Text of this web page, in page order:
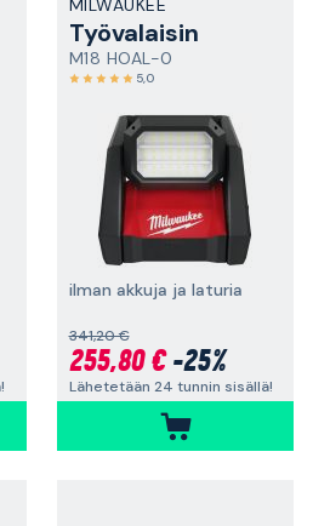
MILWAUKEE
Työvalaisin
M18 HOAL-0
5,0
ilman akkuja ja laturia
341,20 €
255,80 €-25%
Lähetetään 24 tunnin sisällä!